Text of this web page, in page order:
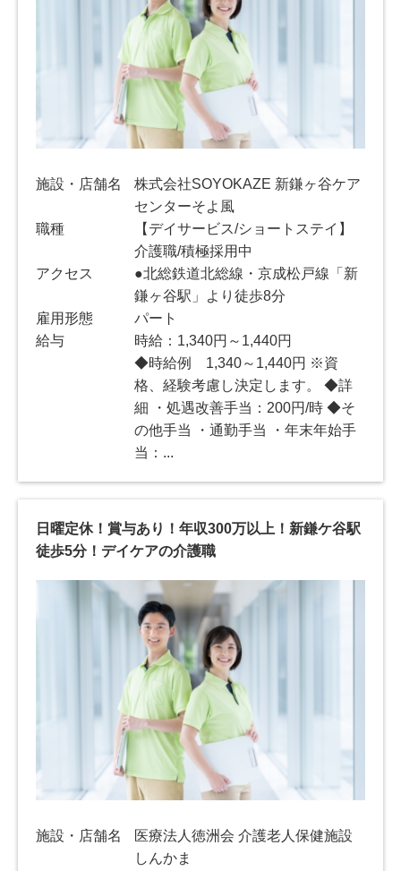
施設・店舗名
株式会社SOYOKAZE 新鎌ヶ谷ケア
センターそよ風
職種
【デイサービス/ショートステイ】
介護職/積極採用中
アクセス
●北総鉄道北総線・京成松戸線「新
鎌ヶ谷駅」より徒歩8分
雇用形態
パート
給与
時給：1,340円～1,440円
◆時給例 1,340～1,440円 ※資
格、経験考慮し決定します。 ◆詳
細 ・処遇改善手当：200円/時 ◆そ
の他手当 ・通勤手当 ・年末年始手
当：...
日曜定休！賞与あり！年収300万以上！新鎌ケ谷駅
徒歩5分！デイケアの介護職
施設・店舗名
医療法人徳洲会 介護老人保健施設
しんかま